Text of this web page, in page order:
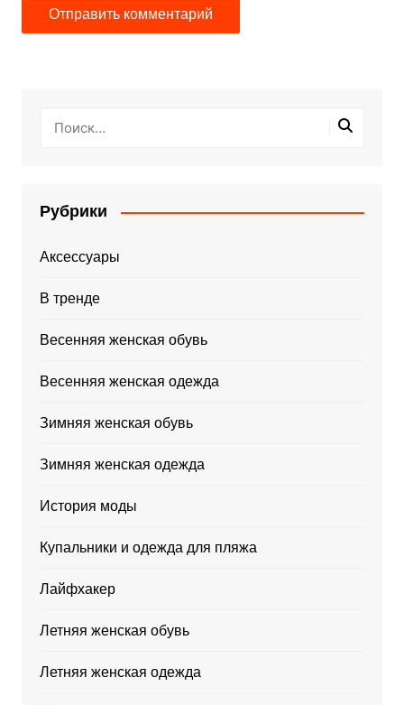
Рубрики
Аксессуары
В тренде
Весенняя женская обувь
Весенняя женская одежда
Зимняя женская обувь
Зимняя женская одежда
История моды
Купальники и одежда для пляжа
Лайфхакер
Летняя женская обувь
Летняя женская одежда